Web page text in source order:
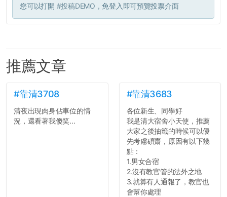
您可以打開 #投稿DEMO ，免登入即可預覽投票介面
推薦文章
#靠清3708
清夜出現肉身佔車位的情
況，還看著我傻笑...
#靠清3683
各位新生、同學好
我是清大宿舍小天使，推薦
大家之後抽籤的時候可以優
先考慮碩齋，原因有以下幾
點：
1.男女合宿
2.沒有教官管的法外之地
3.就算有人通報了，教官也
會幫你處理